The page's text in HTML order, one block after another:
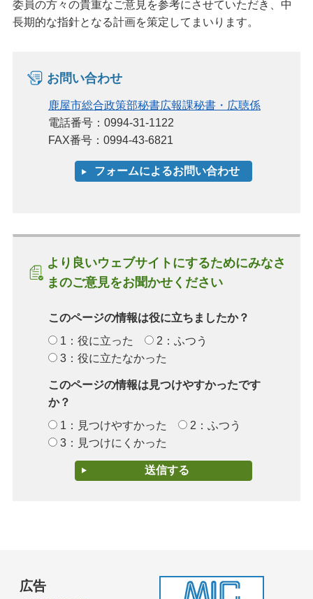
委員の方々の貴重なご意見を参考にさせていただき、中
長期的な指針となる計画を策定してまいります。
お問い合わせ
鹿屋市総合政策部秘書広報課秘書・広聴係
電話番号：0994-31-1122
FAX番号：0994-43-6821
より良いウェブサイトにするためにみなさ
まのご意見をお聞かせください
このページの情報は役に立ちましたか？
1：役に立った
2：ふつう
3：役に立たなかった
このページの情報は見つけやすかったです
か？
1：見つけやすかった
2：ふつう
3：見つけにくかった
広告